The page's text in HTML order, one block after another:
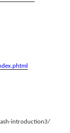
introduction3/